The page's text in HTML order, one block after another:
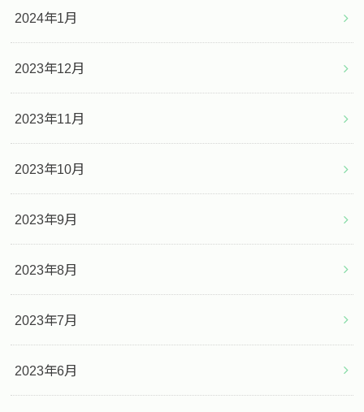
2024年1月
2023年12月
2023年11月
2023年10月
2023年9月
2023年8月
2023年7月
2023年6月